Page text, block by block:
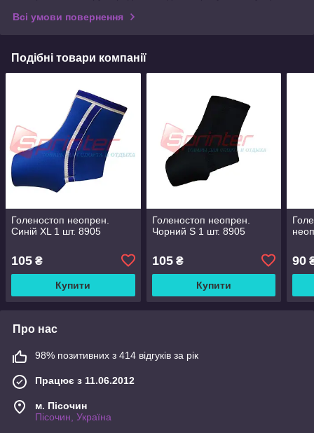
Всі умови повернення
Подібні товари компанії
Голеностоп неопрен.
Синій XL 1 шт. 8905
105 ₴
Купити
Голеностоп неопрен.
Чорний S 1 шт. 8905
105₴
Купити
90
Про нас
98% позитивних з 414 відгуків за рік
Працює з 11.06.2012
м. Пісочин
Пісочин, Україна